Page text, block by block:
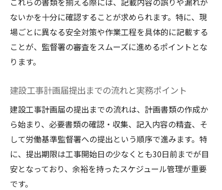
ないかを十分に確認することが求められます。特に、現
場ごとに異なる安全対策や作業工程を具体的に記載する
ことが、監督署の審査をスムーズに進めるポイントとな
ります。
建設工事計画届提出までの流れと実務ポイント
建設工事計画届の提出までの流れは、計画書類の作成か
ら始まり、必要書類の確認・収集、記入内容の精査、そ
して労働基準監督署への提出という順序で進みます。特
に、提出期限は工事開始日の少なくとも30日前までが目
安となっており、余裕を持ったスケジュール管理が重要
です。